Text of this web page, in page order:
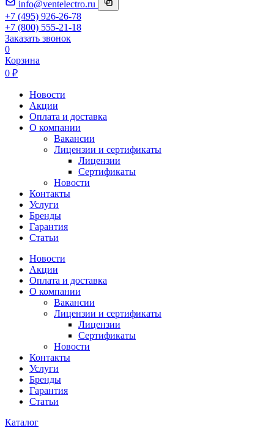
info@ventelectro.ru
+7 (495) 926-26-78
+7 (800) 555-21-18
Заказать звонок
0
Корзина
0 ₽
Новости
Акции
Оплата и доставка
О компании
Вакансии
Лицензии и сертификаты
Лицензии
Сертификаты
Новости
Контакты
Услуги
Бренды
Гарантия
Статьи
Новости
Акции
Оплата и доставка
О компании
Вакансии
Лицензии и сертификаты
Лицензии
Сертификаты
Новости
Контакты
Услуги
Бренды
Гарантия
Статьи
Каталог